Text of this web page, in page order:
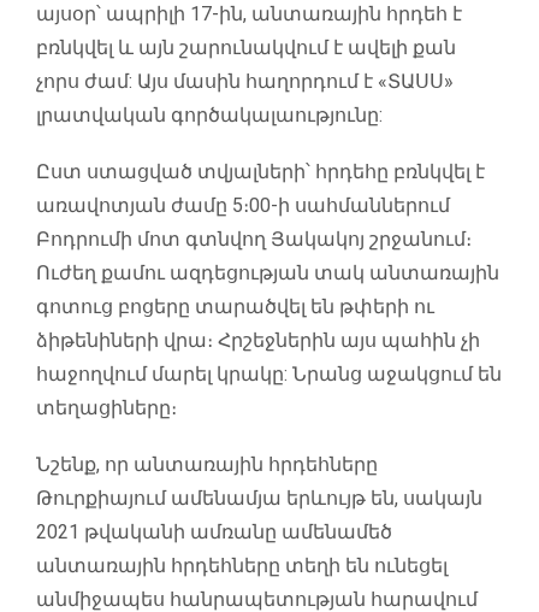
այսօր՝ ապրիլի 17-ին, անտառային հրդեհ է
բռնկվել և այն շարունակվում է ավելի քան
չորս ժամ: Այս մասին հաղորդում է «ՏԱՍՍ»
լրատվական գործակալաությունը:
Ըստ ստացված տվյալների՝ հրդեհը բռնկվել է
առավոտյան ժամը 5։00-ի սահմաններում
Բոդրումի մոտ գտնվող Յակակոյ շրջանում։
Ուժեղ քամու ազդեցության տակ անտառային
գոտուց բոցերը տարածվել են թփերի ու
ձիթենիների վրա։ Հրշեջներին այս պահին չի
հաջողվում մարել կրակը: Նրանց աջակցում են
տեղացիները։
Նշենք, որ անտառային հրդեհները
Թուրքիայում ամենամյա երևույթ են, սակայն
2021 թվականի ամռանը ամենամեծ
անտառային հրդեհները տեղի են ունեցել
անմիջապես հանրապետության հարավում